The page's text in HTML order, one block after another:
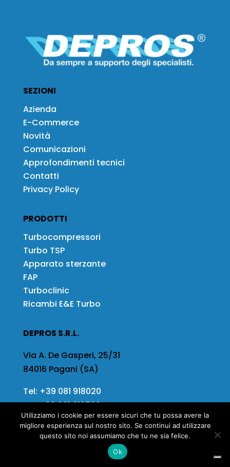
SEZIONI
Azienda
E-Commerce
Novità
Comunicazioni
Approfondimenti tecnici
Contatti
Privacy Policy
PRODOTTI
Turbocompressori
Turbo TSP
Apparato sterzante
FAP
Turboclinic
Ricambi E&E Turbo
DEPROS S.R.L.
Via A. De Gasperi, 25/31
84016 Pagani (SA)
Tel: +39 081 918020
Fax+39 081 919799
Email:info@depros.it
Utilizziamo i cookie per essere sicuri che tu possa avere la
migliore esperienza sul nostro sito. Se continui ad utilizzare
questo sito noi assumiamo che tu ne sia felice.
Ok